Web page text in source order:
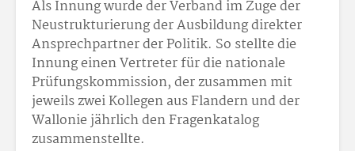
Als Innung wurde der Verband im Zuge der
Neustrukturierung der Ausbildung direkter
Ansprechpartner der Politik. So stellte die
Innung einen Vertreter für die nationale
Prüfungskommission, der zusammen mit
jeweils zwei Kollegen aus Flandern und der
Wallonie jährlich den Fragenkatalog
zusammenstellte.